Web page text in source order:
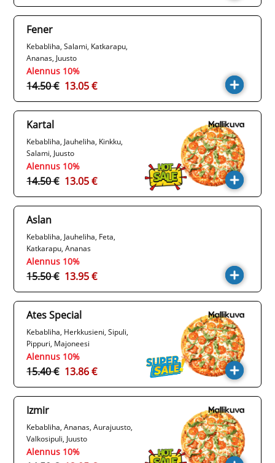
Fener
Kebabliha, Salami, Katkarapu,
Ananas, Juusto
Alennus 10%
14.50 € 13.05 €
Kartal
Kebabliha, Jauheliha, Kinkku,
Salami, Juusto
Alennus 10%
14.50 € 13.05 €
Aslan
Kebabliha, Jauheliha, Feta,
Katkarapu, Ananas
Alennus 10%
15.50 € 13.95 €
Ates Special
Kebabliha, Herkkusieni, Sipuli,
Pippuri, Majoneesi
Alennus 10%
15.40 € 13.86 €
Izmir
Kebabliha, Ananas, Aurajuusto,
Valkosipuli, Juusto
Alennus 10%